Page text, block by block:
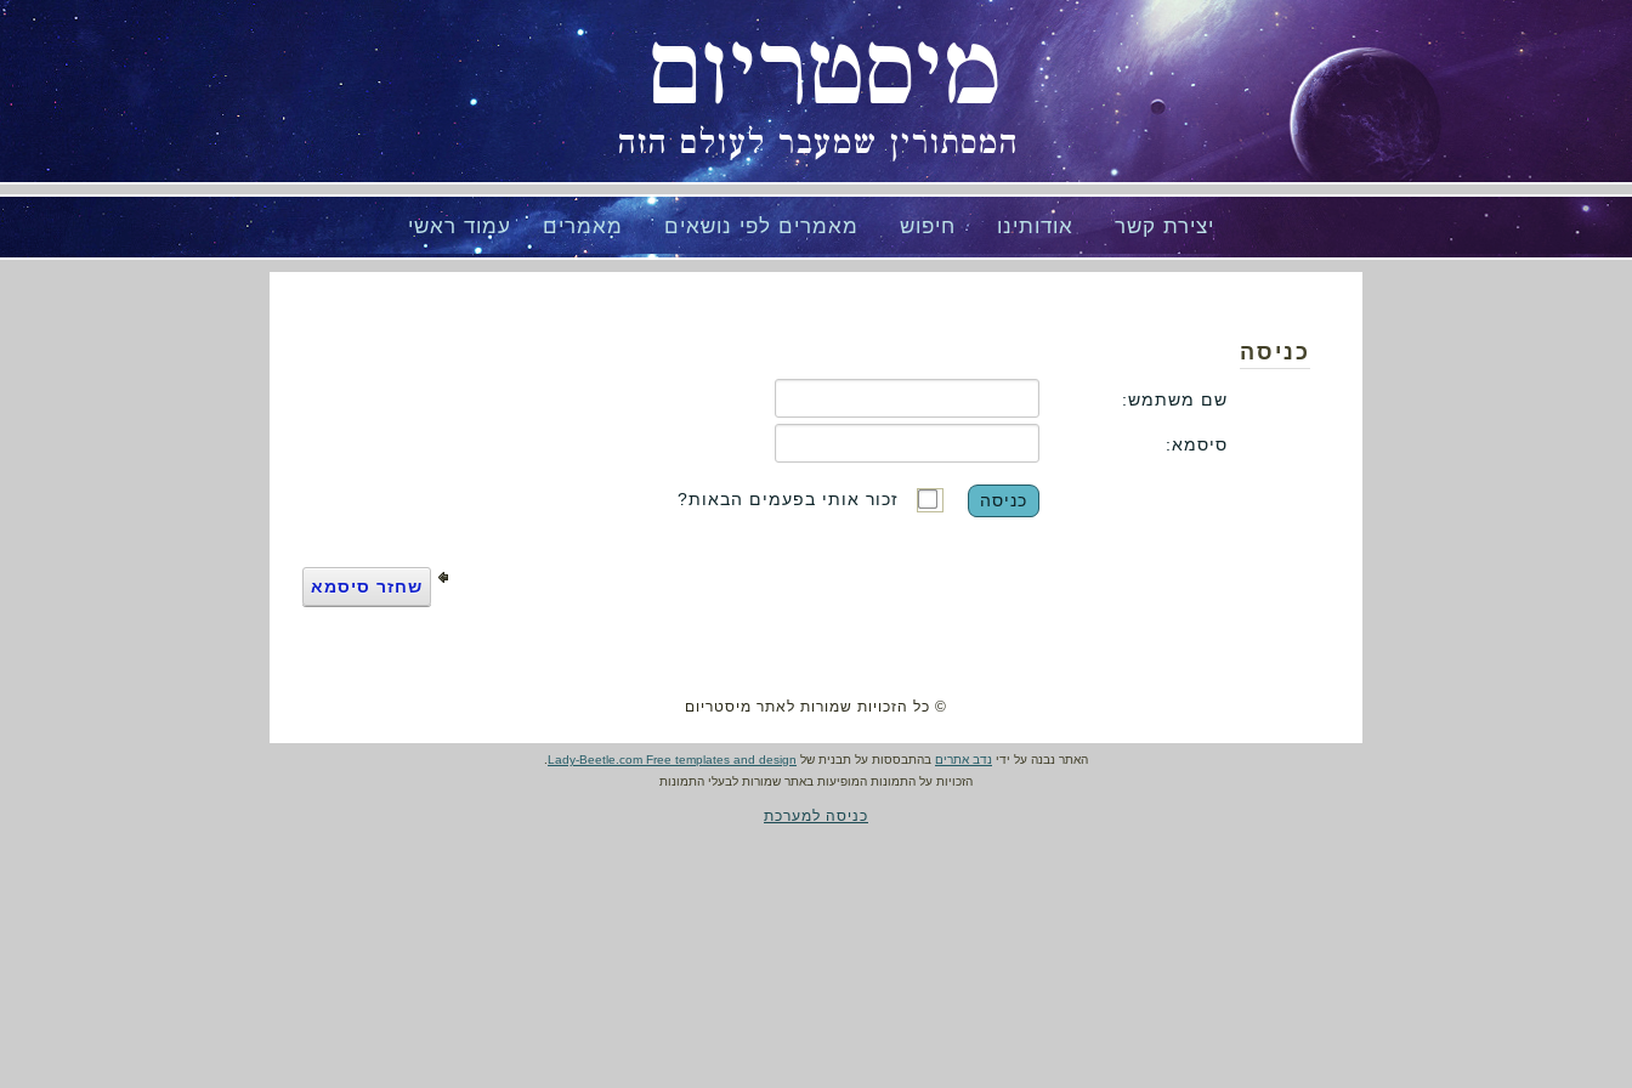
מיסטריום
המסתורין שמעבר לעולם הזה
עמוד ראשי מאמרים מאמרים לפי נושאים חיפוש אודותינו יצירת קשר
כניסה
שם משתמש:
סיסמא:
כניסה זכור אותי בפעמים הבאות?
שחזר סיסמא
© כל הזכויות שמורות לאתר מיסטריום
האתר נבנה על ידי נדב אתרים בהתבססות על תבנית של Lady-Beetle.com Free templates and design
הזכויות על התמונות המופיעות באתר שמורות לבעלי התמונות
כניסה למערכת